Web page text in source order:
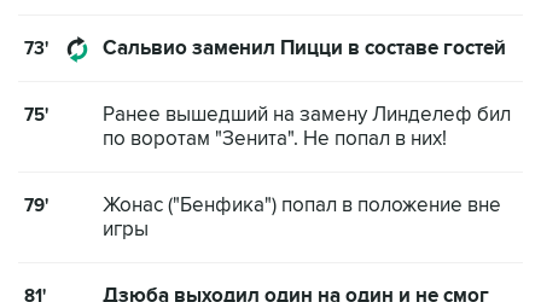
73' Сальвио заменил Пицци в составе гостей
75'
Ранее вышедший на замену Линделеф бил
по воротам "Зенита". Не попал в них!
79'
Жонас ("Бенфика") попал в положение вне
игры
81'
Дзюба выходил один на один и не смог